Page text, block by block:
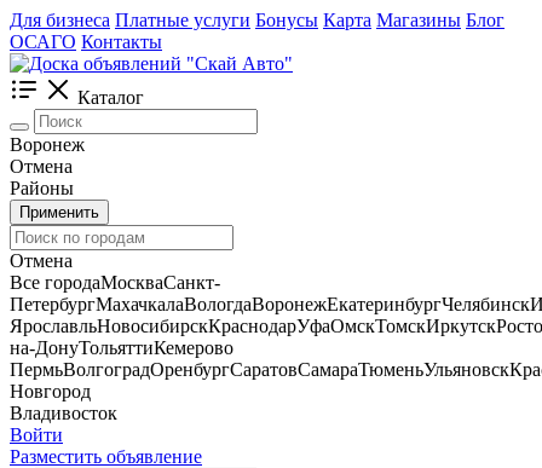
Для бизнеса Платные услуги Бонусы Карта Магазины Блог
ОСАГО Контакты
Каталог
Воронеж
Отмена
Районы
Применить
Отмена
Все городаМоскваСанкт-
ПетербургМахачкалаВологдаВоронежЕкатеринбургЧелябинск
ЯрославльНовосибирскКраснодарУфаОмскТомскИркутск
на-ДонуТольяттиКемерово
ПермьВолгоградОренбургСаратовСамараТюменьУльяновск
Новгород
Владивосток
Войти
Разместить объявление